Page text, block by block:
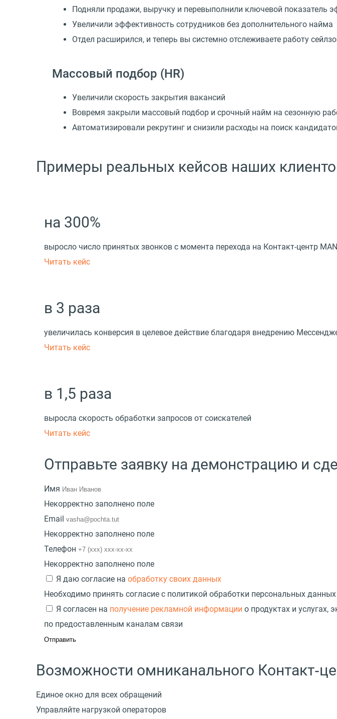
Подняли продажи, выручку и перевыполнили ключевой показатель
Увеличили эффективность сотрудников без дополнительного найма
Отдел расширился, и теперь вы системно отслеживаете работу
Массовый подбор (HR)
Увеличили скорость закрытия вакансий
Вовремя закрыли массовый подбор и срочный найм на сезонную
Автоматизировали рекрутинг и снизили расходы на поиск
Примеры реальных кейсов наших
на 300%
выросло число принятых звонков с момента перехода на Контакт-центр
Читать кейс
в 3 раза
увеличилась конверсия в целевое действие благодаря внедрению
Читать кейс
в 1,5 раза
выросла скорость обработки запросов от соискателей
Читать кейс
Отправьте заявку на демонстрацию и
Имя
Некорректно заполнено поле
Email
Некорректно заполнено поле
Телефон
Некорректно заполнено поле
Я даю согласие на обработку своих данных
Необходимо принять согласие с политикой обработки персональных данных
Я согласен на получение рекламной информации о продуктах и услугах,
по предоставленным каналам связи
Возможности омниканального
Единое окно для всех обращений
Управляйте нагрузкой операторов